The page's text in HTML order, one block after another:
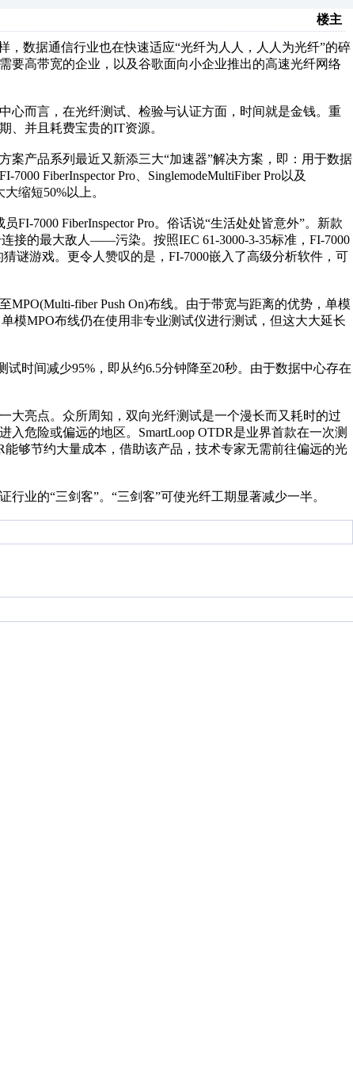
楼主
，数据通信行业也在快速适应“光纤为人人，人人为光纤”的碎
要高带宽的企业，以及谷歌面向小企业推出的高速光纤网络
心而言，在光纤测试、检验与认证方面，时间就是金钱。重
、并且耗费宝贵的IT资源。
产品系列最近又新添三大“加速器”解决方案，即：用于数据
FiberInspector Pro、SinglemodeMultiFiber Pro以及
缩短50%以上。
FI-7000 FiberInspector Pro。俗话说“生活处处皆意外”。新款
接的最大敌人——污染。按照IEC 61-3000-3-35标准，FI-7000
谜游戏。更令人赞叹的是，FI-7000嵌入了高级分析软件，可
fiber Push On)布线。由于带宽与距离的优势，单模
模MPO布线仍在使用非专业测试仪进行测试，但这大大延长
试时间减少95%，即从约6.5分钟降至20秒。由于数据中心存在
大亮点。众所周知，双向光纤测试是一个漫长而又耗时的过
危险或偏远的地区。SmartLoop OTDR是业界首款在一次测
够节约大量成本，借助该产品，技术专家无需前往偏远的光
业的“三剑客”。“三剑客”可使光纤工期显著减少一半。